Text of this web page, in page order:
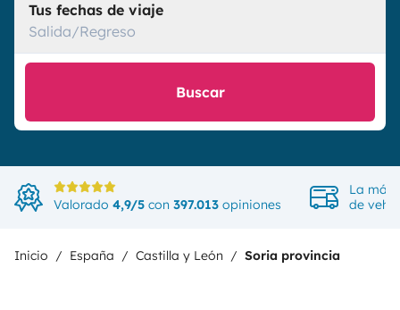
Tus fechas de viaje
Salida/Regreso
Buscar
Valorado 4,9/5 con 397.013 opiniones
La más
de
Inicio España Castilla y León Soria provincia